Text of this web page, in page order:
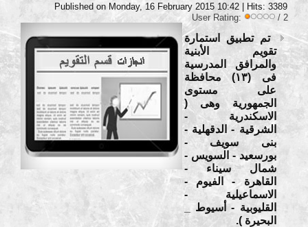
Published on Monday, 16 February 2015 10:42| Hits: 3389
User Rating:
/ 2
تم تطبيق استمارة
تقويم الأبنية
والمرافق المدرسية
فى (١٣) محافظة
على مستوى
الجمهورية وهى (
الاسكندرية -
الشرقية - الدقهلية -
بنى سويف -
بورسعيد - السويس -
شمال سيناء -
القاهرة - الفيوم -
الاسماعيلية -
القليوبية - أسيوط _
البحيرة ).